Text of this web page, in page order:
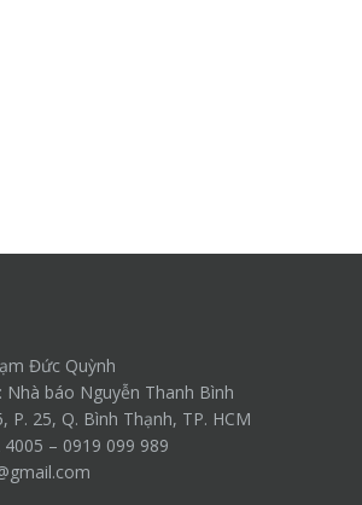
Đức Quỳnh
báo Nguyễn Thanh Bình
P. 25, Q. Bình Thạnh, TP. HCM
– 0919 099 989